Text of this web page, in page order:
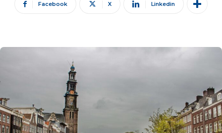
Facebook X Linkedin